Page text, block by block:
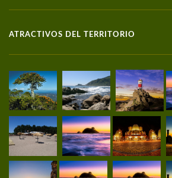
ATRACTIVOS DEL TERRITORIO